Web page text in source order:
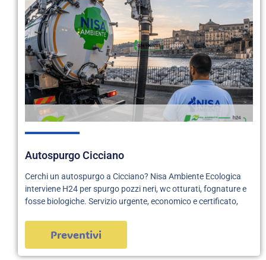
Autospurgo Cicciano
Cerchi un autospurgo a Cicciano? Nisa Ambiente Ecologica
interviene H24 per spurgo pozzi neri, wc otturati, fognature e
fosse biologiche. Servizio urgente, economico e certificato,
Preventivi